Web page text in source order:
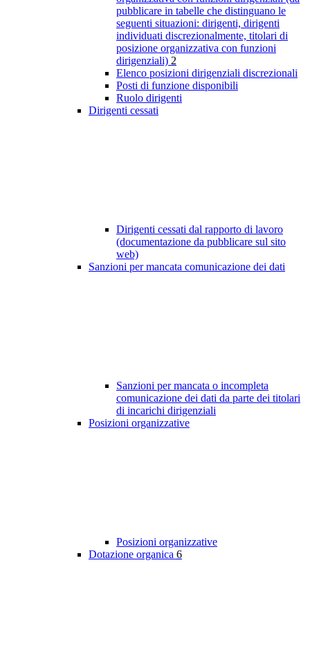
pubblicare in tabelle che distinguano le
seguenti situazioni: dirigenti, dirigenti
individuati discrezionalmente, titolari di
posizione organizzativa con funzioni
dirigenziali) 2
Elenco posizioni dirigenziali discrezionali
Posti di funzione disponibili
Ruolo dirigenti
Dirigenti cessati
Dirigenti cessati dal rapporto di lavoro
(documentazione da pubblicare sul sito
web)
Sanzioni per mancata comunicazione dei dati
Sanzioni per mancata o incompleta
comunicazione dei dati da parte dei titolari
di incarichi dirigenziali
Posizioni organizzative
Posizioni organizzative
Dotazione organica 6